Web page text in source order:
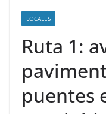
LOCALES
Ruta 1:
puentes